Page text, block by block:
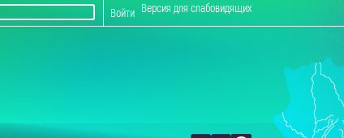
Версия для слабовидящих
Войти